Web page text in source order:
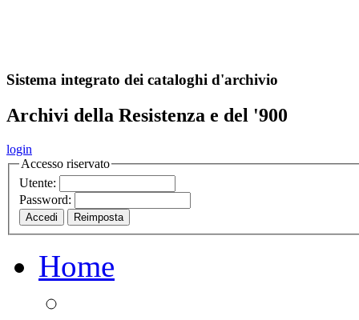
Sistema integrato dei cataloghi d'archivio
Archivi della Resistenza e del '900
login
Accesso riservato
Utente:
Password:
Home